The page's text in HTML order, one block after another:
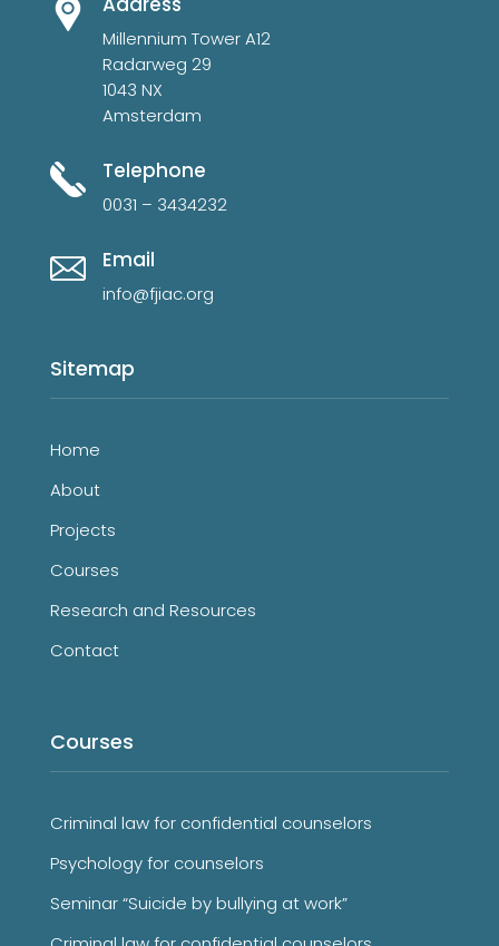
Millennium Tower A12
Radarweg 29
1043 NX
Amsterdam
Telephone
0031 – 3434232
Email
info@fjiac.org
Sitemap
Home
About
Projects
Courses
Research and Resources
Contact
Courses
Criminal law for confidential counselors
Psychology for counselors
Seminar “Suicide by bullying at work”